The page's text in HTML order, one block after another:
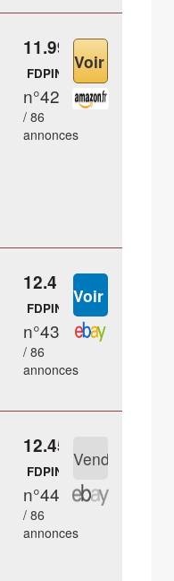
11.99 €
FDPIN
n°42
/ 86
annonces
12.4 €
FDPIN
n°43
/ 86
annonces
12.45 €
FDPIN
n°44
/ 86
annonces